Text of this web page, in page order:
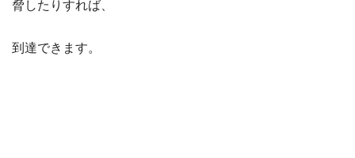
脅したりすれば、
到達できます。